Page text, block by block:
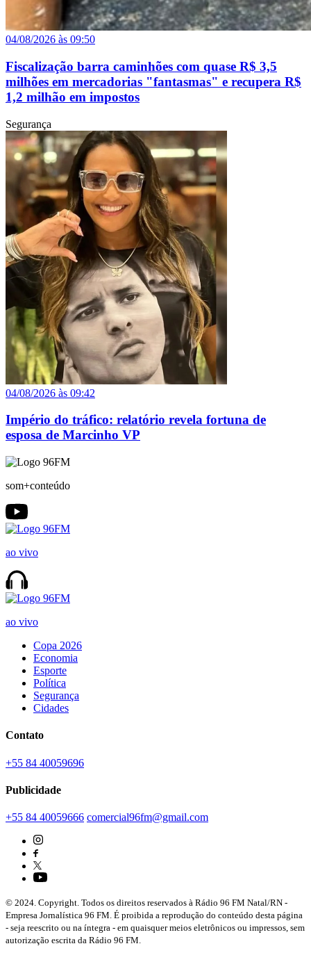
04/08/2026 às 09:50
Fiscalização barra caminhões com quase R$ 3,5
milhões em mercadorias "fantasmas" e recupera R$
1,2 milhão em impostos
Segurança
04/08/2026 às 09:42
Império do tráfico: relatório revela fortuna de
esposa de Marcinho VP
som+conteúdo
ao vivo
ao vivo
Copa 2026
Economia
Esporte
Política
Segurança
Cidades
Contato
+55 84 40059696
Publicidade
+55 84 40059666 comercial96fm@gmail.com
© 2024. Copyright. Todos os direitos reservados à Rádio 96 FM Natal/RN -
Empresa Jornalística 96 FM. É proibida a reprodução do conteúdo desta página
- seja reescrito ou na íntegra - em quaisquer meios eletrônicos ou impressos, sem
autorização escrita da Rádio 96 FM.